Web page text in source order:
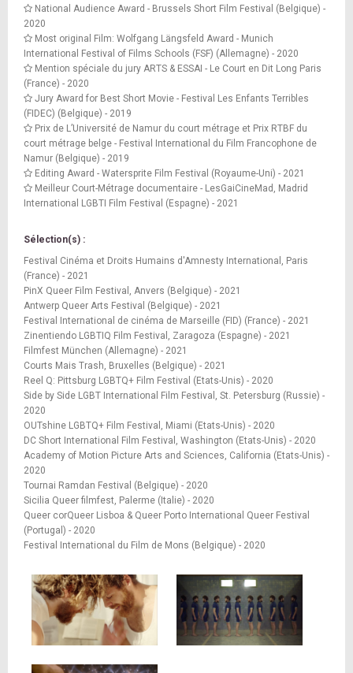
National Audience Award - Brussels Short Film Festival (Belgique) -
2020
Most original Film: Wolfgang Längsfeld Award - Munich
International Festival of Films Schools (FSF) (Allemagne) - 2020
Mention spéciale du jury ARTS & ESSAI - Le Court en Dit Long Paris
(France) - 2020
Jury Award for Best Short Movie - Festival Les Enfants Terribles
(FIDEC) (Belgique) - 2019
Prix de L’Université de Namur du court métrage et Prix RTBF du
court métrage belge - Festival International du Film Francophone de
Namur (Belgique) - 2019
Editing Award - Watersprite Film Festival (Royaume-Uni) - 2021
Meilleur Court-Métrage documentaire - LesGaiCineMad, Madrid
International LGBTI Film Festival (Espagne) - 2021
Sélection(s) :
Festival Cinéma et Droits Humains d'Amnesty International, Paris
(France) - 2021
PinX Queer Film Festival, Anvers (Belgique) - 2021
Antwerp Queer Arts Festival (Belgique) - 2021
Festival International de cinéma de Marseille (FID) (France) - 2021
Zinentiendo LGBTIQ Film Festival, Zaragoza (Espagne) - 2021
Filmfest München (Allemagne) - 2021
Courts Mais Trash, Bruxelles (Belgique) - 2021
Reel Q: Pittsburg LGBTQ+ Film Festival (Etats-Unis) - 2020
Side by Side LGBT International Film Festival, St. Petersburg (Russie) -
2020
OUTshine LGBTQ+ Film Festival, Miami (Etats-Unis) - 2020
DC Short International Film Festival, Washington (Etats-Unis) - 2020
Academy of Motion Picture Arts and Sciences, California (Etats-Unis) -
2020
Tournai Ramdan Festival (Belgique) - 2020
Sicilia Queer filmfest, Palerme (Italie) - 2020
Queer corQueer Lisboa & Queer Porto International Queer Festival
(Portugal) - 2020
Festival International du Film de Mons (Belgique) - 2020